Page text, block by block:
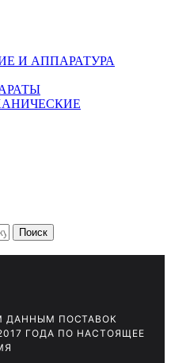
И АППАРАТУРА
Поиск
ДАННЫМ ПОСТАВОК
ГОДА ПО НАСТОЯЩЕЕ